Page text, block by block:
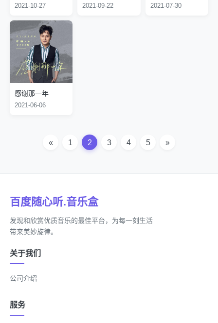
阿卓演唱。在专家的精心指导下，阿鲁阿卓饱含激情把这首心
央人民广播电台连续一个月热播代表作；
《遇上你是我的缘》，此歌曲雄踞2007年中国移动彩铃排行
榜前十；
16、2011年6月6日参加北京电视台大型演唱会《炫舞世界
风》；
17、2011年7月1日湖南卫视《天天向上》嘉宾；
18、2012年9月30日CCTV中秋晚会与蔡国庆演唱《海上明
月》；
19、2012CCTV-MTV音乐盛典，阿鲁阿卓《格萨尔》MV荣
21、2013年春节期间，赴欧洲六国慰问演出；
22、2013年6月11日，参加“湿地之夏，祝福高台”活动。
2021-10-27 2021-09-22 2021-07-30
感谢那一年
2021-06-06
« 1 2 3 4 5 »
百度随心听.音乐盒
发现和欣赏优质音乐的最佳平台，为每一刻生活
带来美妙旋律。
关于我们
公司介绍
服务